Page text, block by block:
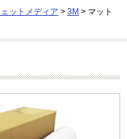
ットメディア > 3M > マット